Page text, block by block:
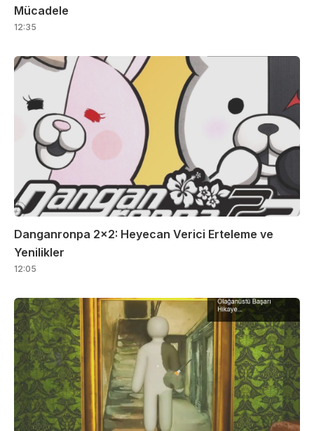
Mücadele
12:35
Danganronpa 2×2: Heyecan Verici Erteleme ve
Yenilikler
12:05